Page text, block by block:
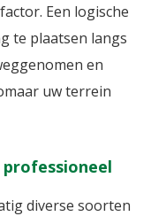
Een logische
te plaatsen langs
en
uw terrein
diverse soorten